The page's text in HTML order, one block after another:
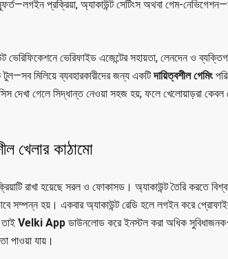
প্রক্রিয়া, অ্যাকাউন্ট সেটিংস অথবা গেম-
ভেরিফিকেশনে ভেরিফাইড এজেন্টের সহায়তা, লেনদেন ও
মিলিয়ে ব্যবহারকারীদের জন্য একটিদায়িত্বশীল গেমিং
দেখা গেলে সিদ্ধান্ত নেওয়া সহজ হয়; ফলে খেলোয়াড়রা কেবল
খেলার কাঠামো
রাখা হয়েছে সরল ও ফোকাসড। অ্যাকাউন্ট তৈরি করতে
সম্পন্ন হয়। একবার অ্যাকাউন্ট রেডি হলে লগইন করে
Velki Appডাউনলোড করে ইনস্টল করা অধিক
পাওয়া যায়।